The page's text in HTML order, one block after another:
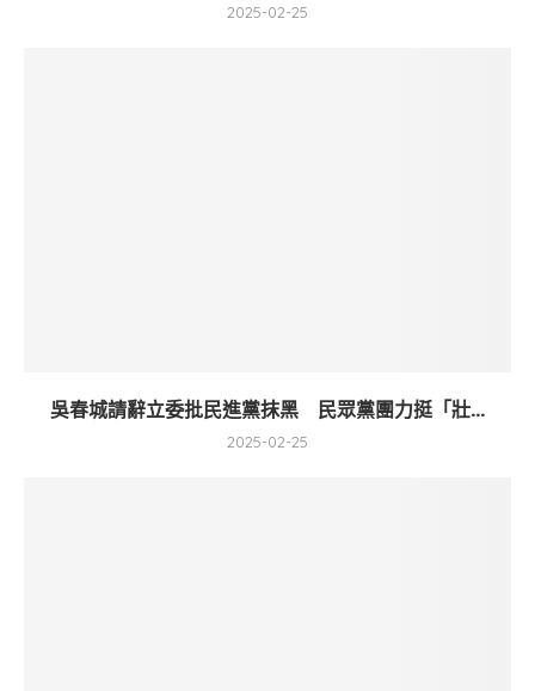
2025-02-25
吳春城請辭立委批民進黨抹黑 民眾黨團力挺「壯...
2025-02-25